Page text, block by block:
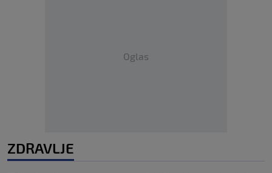
Oglas
ZDRAVLJE